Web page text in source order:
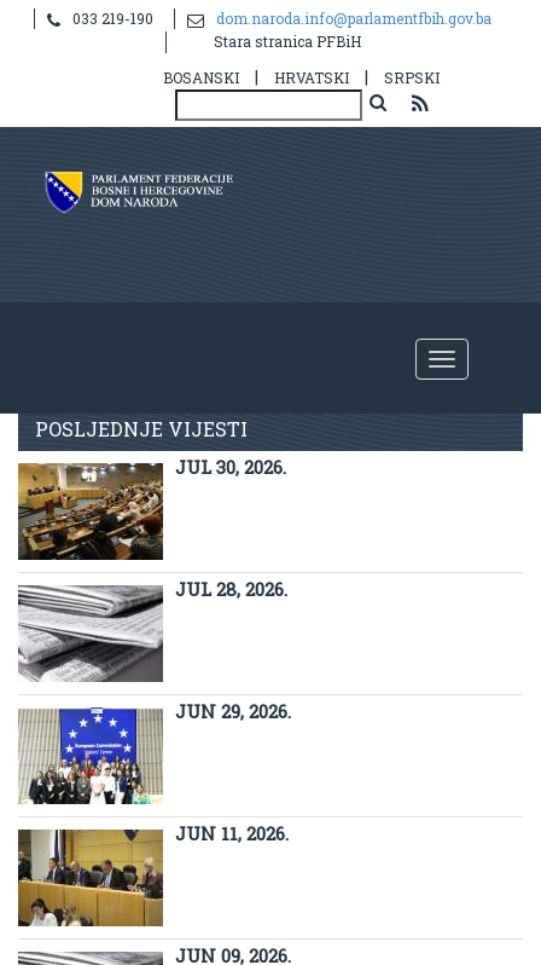
033 219-190
dom.naroda.info@parlamentfbih.gov.ba
Stara stranica PFBiH
BOSANSKI
| HRVATSKI | SRPSKI
POSLJEDNJE VIJESTI
JUL 30, 2026.
JUL 28, 2026.
JUN 29, 2026.
JUN 11, 2026.
JUN 09, 2026.